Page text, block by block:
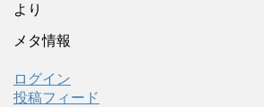
より
メタ情報
ログイン
投稿フィード